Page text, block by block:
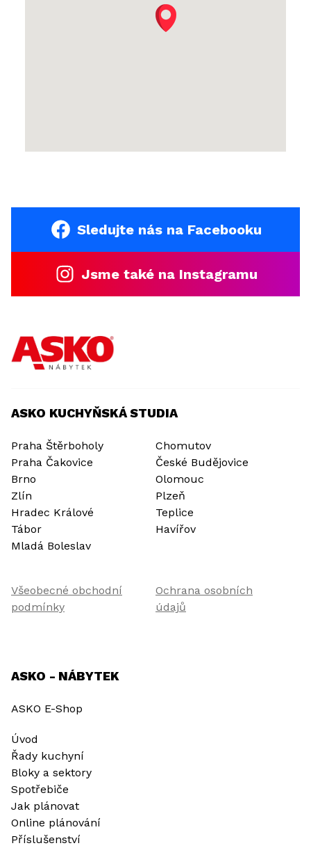
Sledujte nás na Facebooku
Jsme také na Instagramu
ASKO KUCHYŇSKÁ STUDIA
Praha Štěrboholy
Praha Čakovice
Brno
Zlín
Hradec Králové
Tábor
Mladá Boleslav
Chomutov
České Budějovice
Olomouc
Plzeň
Teplice
Havířov
Všeobecné obchodní
podmínky
Ochrana osobních
údajů
ASKO - NÁBYTEK
ASKO E-Shop
Úvod
Řady kuchyní
Bloky a sektory
Spotřebiče
Jak plánovat
Online plánování
Příslušenství